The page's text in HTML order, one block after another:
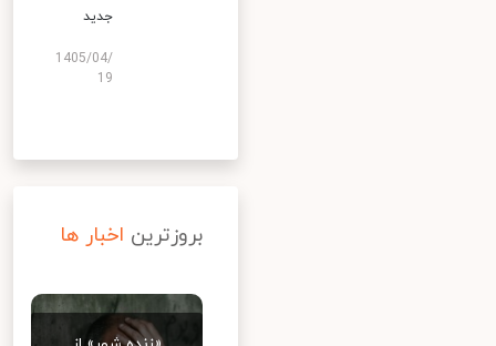
جدید
1405/04/
19
بروزترین اخبار ها